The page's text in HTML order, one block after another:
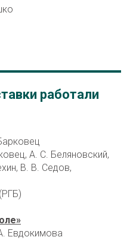
работали
А. С. Беляновский,
В. В. Седов,
Евдокимова